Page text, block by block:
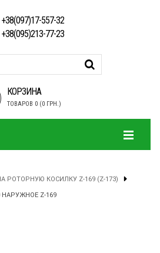
+38(097)17-557-32
+38(095)213-77-23
КОРЗИНА
ТОВАРОВ 0 (0 ГРН.)
РОТОРНУЮ КОСИЛКУ Z-169 (Z-173)
Z-169